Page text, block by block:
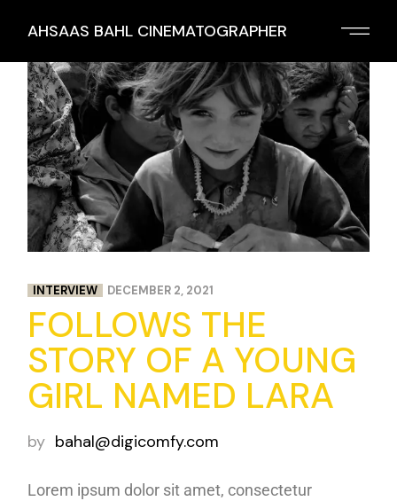
AHSAAS BAHL CINEMATOGRAPHER
INTERVIEW DECEMBER 2, 2021
FOLLOWS THE
STORY OF A YOUNG
GIRL NAMED LARA
by bahal@digicomfy.com
Lorem ipsum dolor sit amet, consectetur